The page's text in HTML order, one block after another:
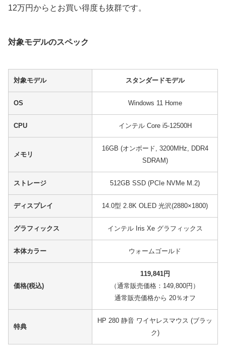
12万円からとお買い得度も抜群です。
対象モデルのスペック
対象モデル スタンダードモデル
OS Windows 11 Home
CPU インテル Core i5-12500H
メモリ
16GB (オンボード, 3200MHz, DDR4
SDRAM)
ストレージ 512GB SSD (PCIe NVMe M.2)
ディスプレイ 14.0型 2.8K OLED 光沢(2880×1800)
グラフィックス インテル Iris Xe グラフィックス
本体カラー ウォームゴールド
価格(税込)
119,841円
（通常販売価格：149,800円）
通常販売価格から 20％オフ
特典
HP 280 静音 ワイヤレスマウス (ブラッ
ク)